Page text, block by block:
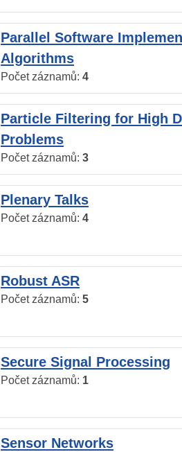
Parallel Software
Algorithms
Počet záznamů: 4
Particle Filtering for High
Problems
Počet záznamů: 3
Plenary Talks
Počet záznamů: 4
Robust ASR
Počet záznamů: 5
Secure Signal Processing
Počet záznamů: 1
Sensor Networks